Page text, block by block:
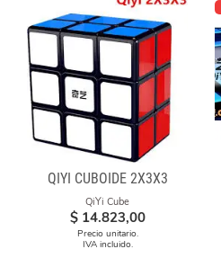
QIYI CUBOIDE 2X3X3
QiYi Cube
$ 14.823,00
Precio unitario.
IVA incluido.